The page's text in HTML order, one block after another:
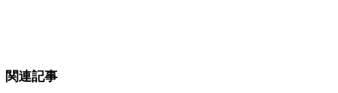
関連記事